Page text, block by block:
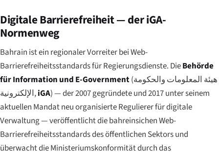
Digitale Barrierefreiheit — der iGA-
Normenweg
Bahrain ist ein regionaler Vorreiter bei Web-
Barrierefreiheitsstandards für Regierungsdienste. DieBehörde
für Information und E-Government(هيئة المعلومات والحكومة
الإلكترونية,iGA) — der 2007 gegründete und 2017 unter seinem
aktuellen Mandat neu organisierte Regulierer für digitale
Verwaltung — veröffentlicht die bahreinsichen Web-
Barrierefreiheitsstandards des öffentlichen Sektors und
überwacht die Ministeriumskonformität durch das